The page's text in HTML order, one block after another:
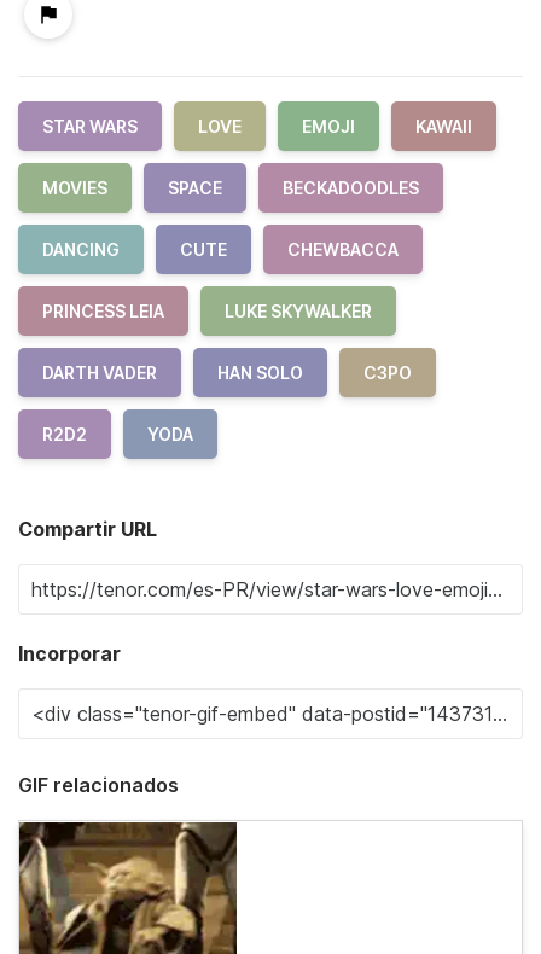
STAR WARS LOVE EMOJI KAWAII
MOVIES SPACE BECKADOODLES
DANCING CUTE CHEWBACCA
PRINCESS LEIA LUKE SKYWALKER
DARTH VADER HAN SOLO C3PO
R2D2 YODA
Compartir URL
Incorporar
GIF relacionados